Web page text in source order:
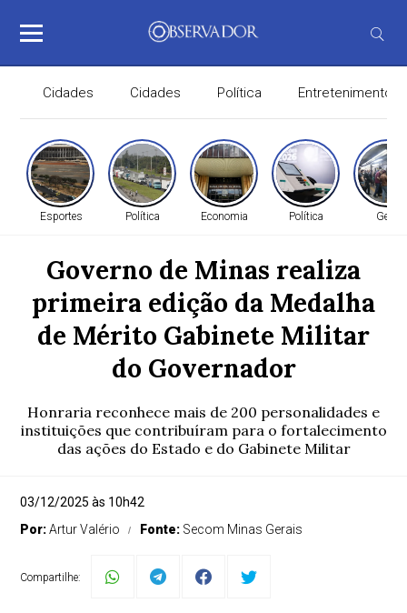
Cidades Cidades Política Entretenimento
Esportes Política Economia Política Geral
Governo de Minas realiza
primeira edição da Medalha
de Mérito Gabinete Militar
do Governador
Honraria reconhece mais de 200 personalidades e
instituições que contribuíram para o fortalecimento
das ações do Estado e do Gabinete Militar
03/12/2025 às 10h42
Por:Artur Valério Fonte: Secom Minas Gerais
Compartilhe: